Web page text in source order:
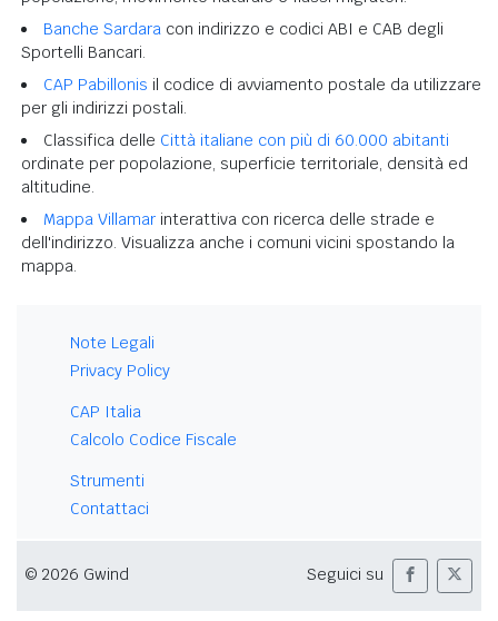
Banche Sardara con indirizzo e codici ABI e CAB degli
Sportelli Bancari.
CAP Pabillonis il codice di avviamento postale da utilizzare
per gli indirizzi postali.
Classifica delle Città italiane con più di 60.000 abitanti
ordinate per popolazione, superficie territoriale, densità ed
altitudine.
Mappa Villamar interattiva con ricerca delle strade e
dell'indirizzo. Visualizza anche i comuni vicini spostando la
mappa.
Note Legali
Privacy Policy
CAP Italia
Calcolo Codice Fiscale
Strumenti
Contattaci
© 2026 Gwind Seguici su